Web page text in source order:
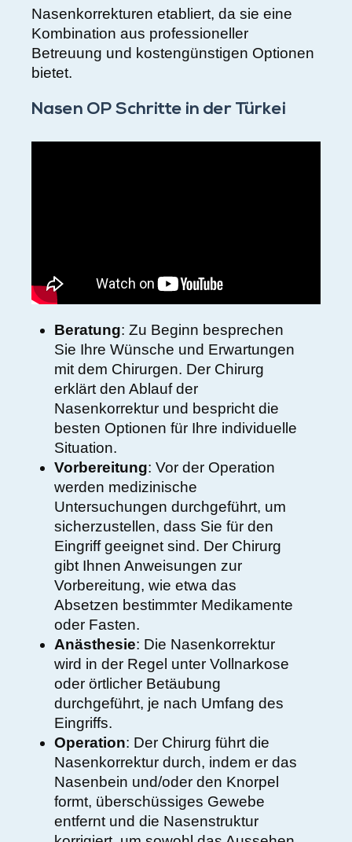
Nasenkorrekturen etabliert, da sie eine
Kombination aus professioneller
Betreuung und kostengünstigen Optionen
bietet.
Nasen OP Schritte in der Türkei
Beratung: Zu Beginn besprechen
Sie Ihre Wünsche und Erwartungen
mit dem Chirurgen. Der Chirurg
erklärt den Ablauf der
Nasenkorrektur und bespricht die
besten Optionen für Ihre individuelle
Situation.
Vorbereitung: Vor der Operation
werden medizinische
Untersuchungen durchgeführt, um
sicherzustellen, dass Sie für den
Eingriff geeignet sind. Der Chirurg
gibt Ihnen Anweisungen zur
Vorbereitung, wie etwa das
Absetzen bestimmter Medikamente
oder Fasten.
Anästhesie: Die Nasenkorrektur
wird in der Regel unter Vollnarkose
oder örtlicher Betäubung
durchgeführt, je nach Umfang des
Eingriffs.
Operation: Der Chirurg führt die
Nasenkorrektur durch, indem er das
Nasenbein und/oder den Knorpel
formt, überschüssiges Gewebe
entfernt und die Nasenstruktur